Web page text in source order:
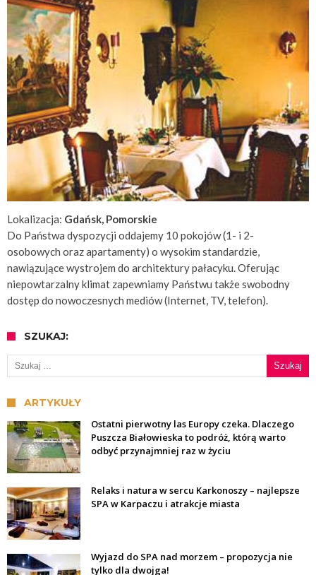
Lokalizacja: Gdańsk, Pomorskie
Do Państwa dyspozycji oddajemy 10 pokojów (1- i 2-
osobowych oraz apartamenty) o wysokim standardzie,
nawiązujące wystrojem do architektury pałacyku. Oferując
niepowtarzalny klimat zapewniamy Państwu także swobodny
dostęp do nowoczesnych mediów (Internet, TV, telefon).
SZUKAJ:
Szukaj:
ARTYKUŁY
Ostatni pierwotny las Europy czeka. Dlaczego
Puszcza Białowieska to podróż, którą warto
odbyć przynajmniej raz w życiu
Relaks i natura w sercu Karkonoszy – najlepsze
SPA w Karpaczu i atrakcje miasta
Wyjazd do SPA nad morzem – propozycja nie
tylko dla dwojga!